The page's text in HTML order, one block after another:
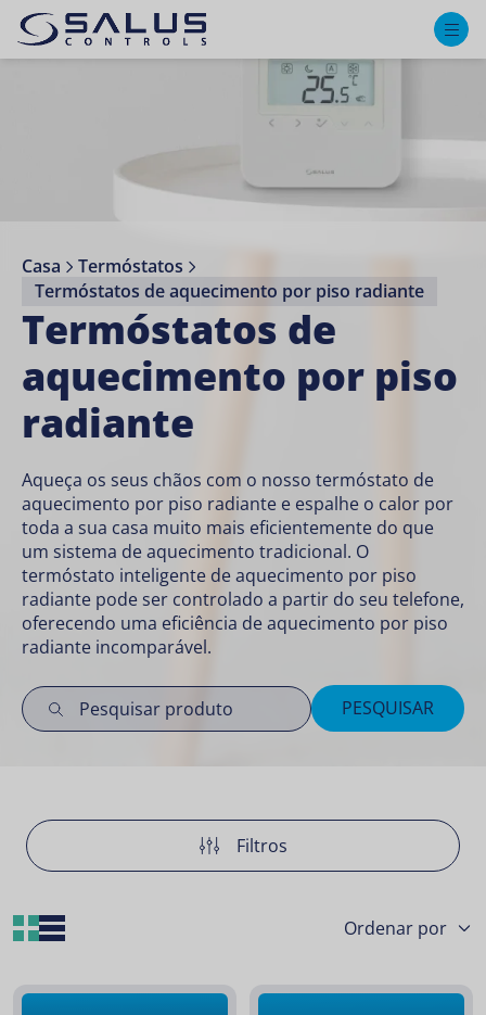
Casa
Termóstatos
Termóstatos de aquecimento por piso radiante
Termóstatos de
aquecimento por piso
radiante
Aqueça os seus chãos com o nosso termóstato de
aquecimento por piso radiante e espalhe o calor por
toda a sua casa muito mais eficientemente do que
um sistema de aquecimento tradicional. O
termóstato inteligente de aquecimento por piso
radiante pode ser controlado a partir do seu telefone,
oferecendo uma eficiência de aquecimento por piso
radiante incomparável.
PESQUISAR
Filtros
Grid Layout